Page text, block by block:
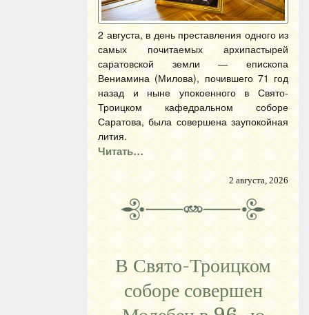
2 августа, в день преставления одного из
самых почитаемых архипастырей
саратовской земли — епископа
Вениамина (Милова), почившего 71 год
назад и ныне упокоенного в Свято-
Троицком кафедральном соборе
Саратова, была совершена заупокойная
лития.
Читать…
2 августа, 2026
В Свято-Троицком
соборе совершен